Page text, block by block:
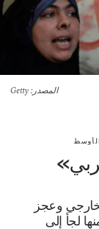
المصدر : Getty
وعجز
لجأ إلى